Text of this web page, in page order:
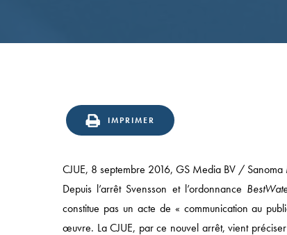
IMPRIMER
CJUE, 8 septembre 2016, GS Media BV /
Depuis l’arrêt Svensson et l’ordonnance
constitue pas un acte de « communication au
œuvre. La CJUE, par ce nouvel arrêt, vient